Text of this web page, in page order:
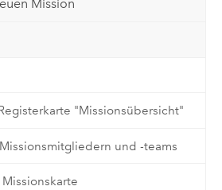
Mission
"Missionsübersicht"
und -teams